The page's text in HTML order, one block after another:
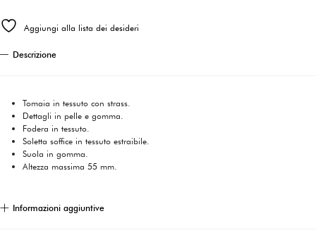
Aggiungi alla lista dei desideri
Descrizione
Tomaia in tessuto con strass.
Dettagli in pelle e gomma.
Fodera in tessuto.
Soletta soffice in tessuto estraibile.
Suola in gomma.
Altezza massima 55 mm.
Informazioni aggiuntive